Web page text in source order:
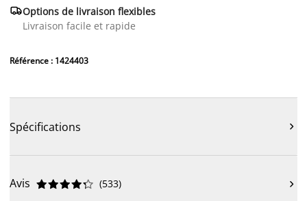
Options de livraison flexibles
Livraison facile et rapide
Référence : 1424403
Spécifications 
Avis 




 (533) 